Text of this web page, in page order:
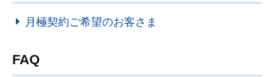
月極契約ご希望のお客さま
FAQ